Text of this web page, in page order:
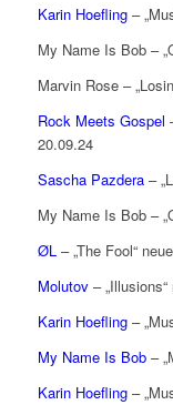
Karin Hoefling–
My Name Is Bob –
Marvin Rose –
Rock Meets Gospel
20.09.24
Sascha Pazdera–
My Name Is Bob –
ØL– „The Fool“
Molutov– „Illusions“
Karin Hoefling–
My Name Is Bob–
Karin Hoefling–